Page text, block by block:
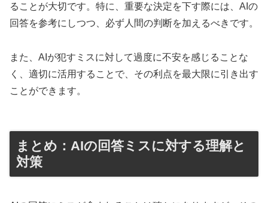
ることが大切です。特に、重要な決定を下す際には、AIの
回答を参考にしつつ、必ず人間の判断を加えるべきです。
また、AIが犯すミスに対して過度に不安を感じることな
く、適切に活用することで、その利点を最大限に引き出す
ことができます。
まとめ：AIの回答ミスに対する理解と
対策